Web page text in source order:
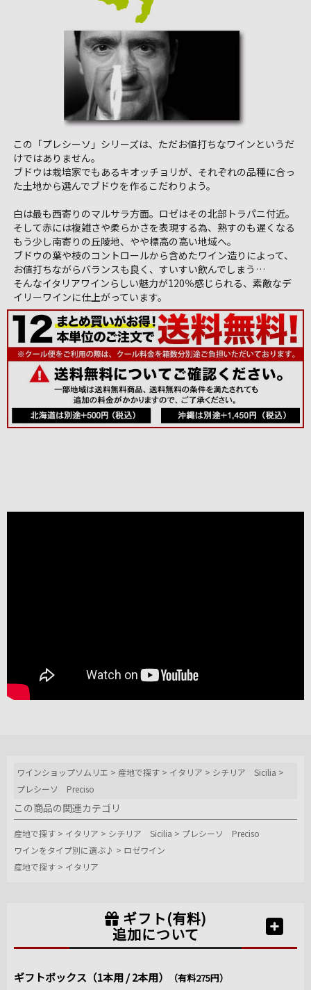
この「プレシーソ」シリーズは、ただお値打ちなワインというだ
けではありません。
ブドウは栽培家でもあるキオッチョリが、それぞれの品種に合っ
た土地から選んでブドウを作るこだわりよう。
白は最も西寄りのマルサラ方面。ロゼはその北部トラパニ付近。
そして赤には複雑さや柔らかさを表現する為、熟すのも遅くなる
もう少し南寄りの丘陵地、やや標高の高い地域へ。
ブドウの葉や枝のコントロールから含めたワイン造りによって、
お値打ちながらバランスも良く、すいすい飲んでしまう…
そんなイタリアワインらしい魅力が120％感じられる、素敵なデ
イリーワインに仕上がっています。
ワインショップソムリエ > 産地で探す > イタリア > シチリア Sicilia >
プレシーソ Preciso
この商品の関連カテゴリ
産地で探す > イタリア > シチリア Sicilia > プレシーソ Preciso
ワインをタイプ別に選ぶ♪ > ロゼワイン
産地で探す > イタリア
ギフト(有料)
追加について
ギフトボックス（1本用 / 2本用） （有料275円）